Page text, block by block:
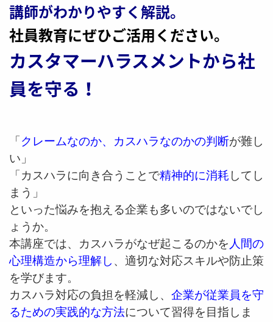
講師がわかりやすく解説。
社員教育にぜひご活用ください。
カスタマーハラスメントから社
員を守る！
「 クレームなのか、カスハラなのかの判断が難し
い」
「カスハラに向き合うことで精神的に消耗 してし
まう」
といった悩みを抱える企業も多いのではないでし
ょうか。
本講座では、カスハラがなぜ起こるのかを 人間の
心理構造から理解し 、適切な対応スキルや防止策
を学びます。
カスハラ対応の負担を軽減し、 企業が従業員を守
るための実践的な方法について習得を目指しま